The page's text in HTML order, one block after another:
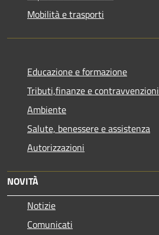
Mobilità e trasporti
Educazione e formazione
Tributi,finanze e contravvenzioni
Ambiente
Salute, benessere e assistenza
Autorizzazioni
NOVITÀ
Notizie
Comunicati